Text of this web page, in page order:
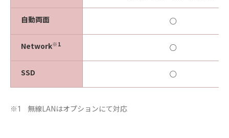
自動両面 ○
Network※1 ○
SSD ○
※1 無線LANはオプションにて対応